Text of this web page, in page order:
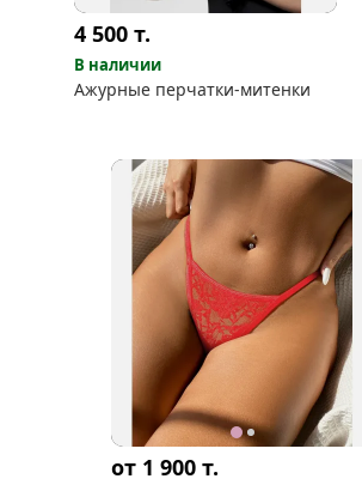
4 500 т.
В наличии
Ажурные перчатки-митенки
от 1 900т.